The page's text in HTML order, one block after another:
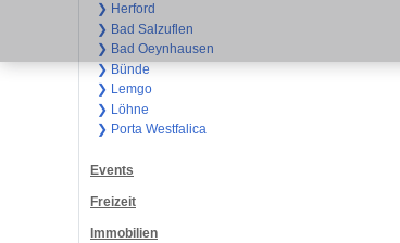
❯ Herford
❯ Bad Salzuflen
❯ Bad Oeynhausen
❯ Bünde
❯ Lemgo
❯ Löhne
❯ Porta Westfalica
Events
Freizeit
Immobilien